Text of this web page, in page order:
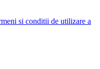
si conditii de utilizare a